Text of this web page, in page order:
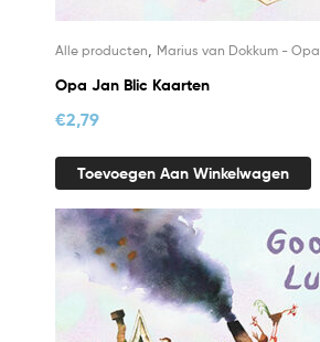
Alle producten Marius van Dokkum -
Opa Jan Blic Kaarten
€2,79
Toevoegen Aan Winkelwagen